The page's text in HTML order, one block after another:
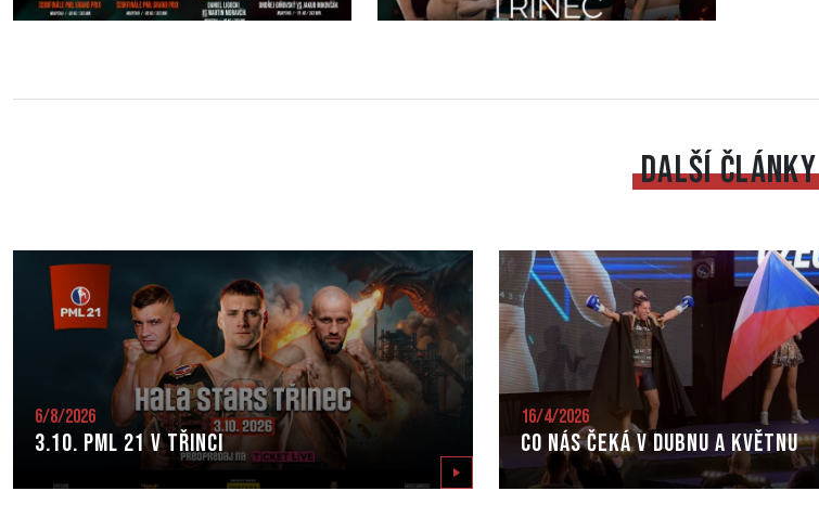
DALŠÍ ČLÁNKY
6/8/2026
3.10. PML 21 v Třinci
16/4/2026
Co nás čeká v dubnu a květnu